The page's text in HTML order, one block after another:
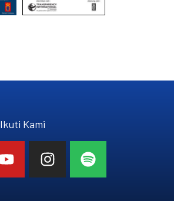
Ikuti Kami